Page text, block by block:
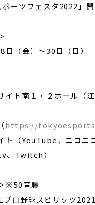
ーツフェスタ2022」
日（金）～30日（日）
イト南１・２ホール（
https://
ト（YouTube、ニコニ
、Twitch）
※50音順
ロ野球スピリッツ